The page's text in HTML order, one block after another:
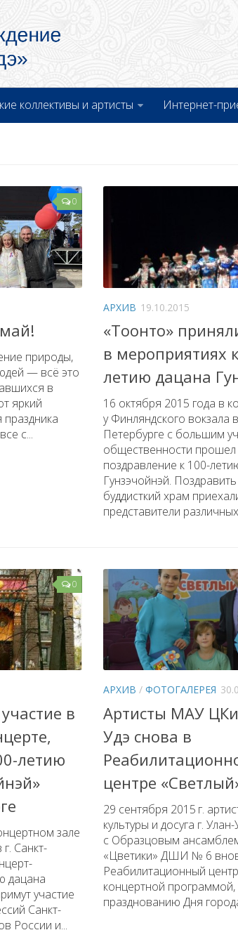
коллективы и артисты Интернет-
0
природы,
— всё это
в
яркий
с...
АРХИВ 19.10.2015
«Тоонто»
в мероприятиях
летию дацана
16 октября 2015 года в
у Финляндского вокзала
Петербурге с большим
общественности прошел
поздравление к 100-
Гунзэчойнэй.
буддисткий храм
представители
0
в
летию
зале
Санкт-
дацана
участие
Санкт-
России и...
АРХИВ / ФОТОГАЛЕРЕЯ
Артисты МАУ
Удэ снова в
центре
29 сентября 2015 г.
культуры и досуга г.
с Образцовым
«Цветики» ДШИ № 6
Реабилитационный
концертной
празднованию Дня